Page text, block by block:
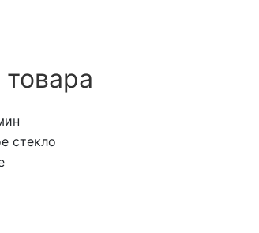
стекло